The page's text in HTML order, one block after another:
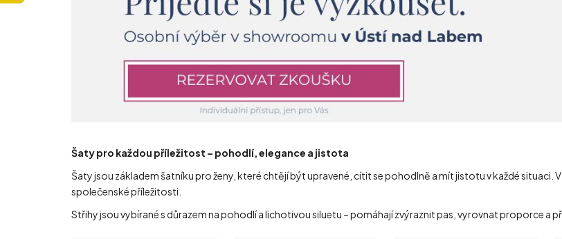
Šaty pro každou příležitost – pohodlí, elegance a jistota
Šaty jsou základem šatníku pro ženy, které chtějí být upravené, cítit se pohodlně a mít jistotu v každé
společenské příležitosti.
Střihy jsou vybírané s důrazem na pohodlí a lichotivou siluetu – pomáhají zvýraznit pas, vyrovnat proporce a